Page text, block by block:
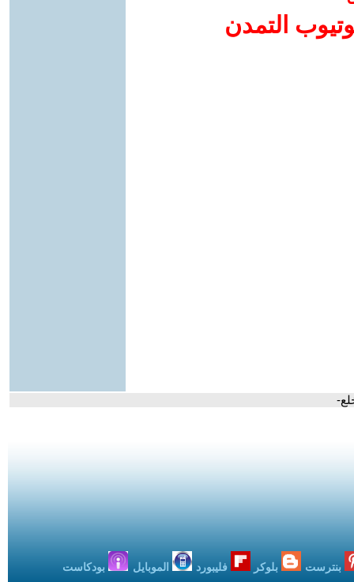
التمدن
بنترست بلوكر فليبورد الموبايل بودكاست